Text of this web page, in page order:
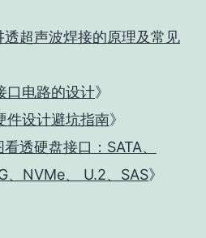
透超声波焊接的原理及常见
口电路的设计》
件设计避坑指南》
透硬盘接口：SATA、
、NVMe、 U.2、SAS》